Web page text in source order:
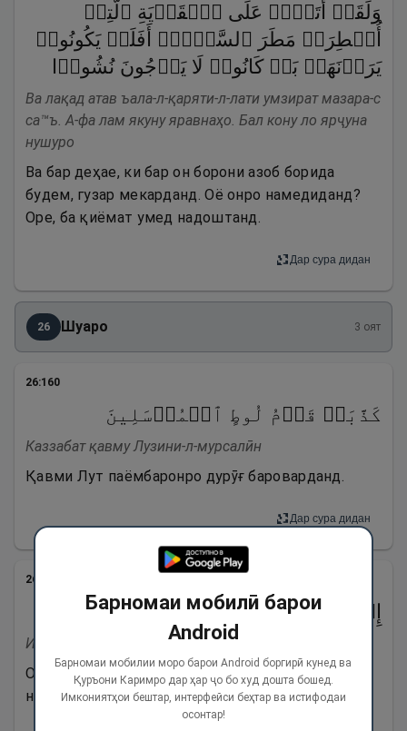
وَلَقَدۡ أَتَوۡا۟ عَلَى ٱلۡقَرۡیَةِ ٱلَّتِیۤ
أُمۡطِرَتۡ مَطَرَ ٱلسَّوۡءِۚ أَفَلَمۡ یَكُونُوا۟
یَرَوۡنَهَاۚ بَلۡ كَانُوا۟ لَا یَرۡجُونَ نُشُورࣰا
Ва лақад атав ъала-л-қаряти-л-лати умзират мазара-с
са™ъ. А-фа лам якуну яравнаҳо. Бал кону ло ярҷуна
нушуро
Ва бар деҳае, ки бар он борони азоб борида
будем, гузар мекарданд. Оё онро намедиданд?
Оре, ба қиёмат умед надоштанд.
Дар сура дидан
26 Шуаро 3 оят
26:160
كَذَّبَتۡ قَوۡمُ لُوطٍ ٱلۡمُرۡسَلِینَ
Каззабат қавму Лузини-л-мурсалӣн
Қавми Лут паёмбаронро дурӯғ бароварданд.
Дар сура дидан
26
إِذۡ قَالَ لَهُمۡ أَخُوهُمۡ لُوطٌ أَلَا تَتَّقُونَ
Из қола лаҳум ахуҳум Лузун ало таттақун
Он гоҳ, ки бародарашон Лут гуфт: «Оё
наметарсед?
Барномаи мобилӣ барои
Android
Барномаи мобилии моро барои Android боргирӣ кунед ва
Қуръони Каримро дар ҳар ҷо бо худ дошта бошед.
Имкониятҳои бештар, интерфейси беҳтар ва истифодаи
осонтар!